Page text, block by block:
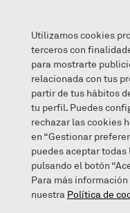
GURE
2020/01/21
Utilizamos cookies
terceros con
para mostrarte
relacionada con tus
partir de tus hábitos
tu perfil. Puedes
rechazar las cookies
en “Gestionar
puedes aceptar todas
pulsando el botón
Para más
nuestra Política de